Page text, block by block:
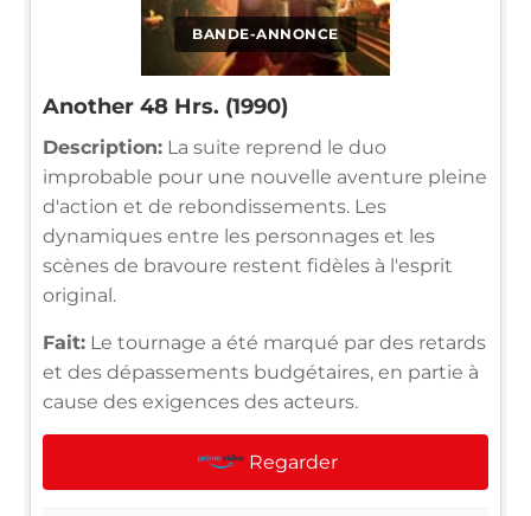
BANDE-ANNONCE
Another 48 Hrs. (1990)
Description: La suite reprend le duo
improbable pour une nouvelle aventure pleine
d'action et de rebondissements. Les
dynamiques entre les personnages et les
scènes de bravoure restent fidèles à l'esprit
original.
Fait: Le tournage a été marqué par des retards
et des dépassements budgétaires, en partie à
cause des exigences des acteurs.
Regarder